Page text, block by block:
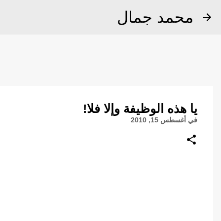
محمد جمال
يا هذه الوظيفة وإلا فلا!
في أغسطس 15, 2010